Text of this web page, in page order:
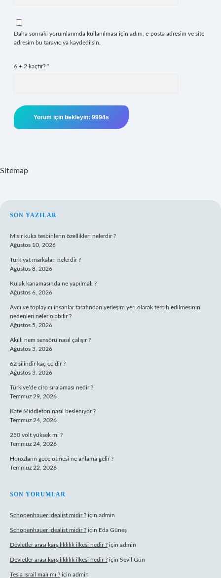
Daha sonraki yorumlarımda kullanılması için adım, e-posta adresim ve site
adresim bu tarayıcıya kaydedilsin.
6 + 2 kaçtır? *
Sitemap
SIDEBAR
SON YAZILAR
Mısır kuka tesbihlerin özellikleri nelerdir ?
Ağustos 10, 2026
Türk yat markaları nelerdir ?
Ağustos 8, 2026
Kulak kanamasında ne yapılmalı ?
Ağustos 6, 2026
Avcı ve toplayıcı insanlar tarafından yerleşim yeri olarak tercih edilmesinin
nedenleri neler olabilir ?
Ağustos 5, 2026
Akıllı nem sensörü nasıl çalışır ?
Ağustos 3, 2026
62 silindir kaç cc’dir ?
Ağustos 3, 2026
Türkiye’de ciro sıralaması nedir ?
Temmuz 29, 2026
Kate Middleton nasıl besleniyor ?
Temmuz 24, 2026
250 volt yüksek mi ?
Temmuz 24, 2026
Horozların gece ötmesi ne anlama gelir ?
Temmuz 22, 2026
SON YORUMLAR
Schopenhauer idealist midir ? için admin
Schopenhauer idealist midir ? için Eda Güneş
Devletler arası karşılıklılık ilkesi nedir ? için admin
Devletler arası karşılıklılık ilkesi nedir ? için Sevil Gün
Tesla İsrail malı mı ? için admin